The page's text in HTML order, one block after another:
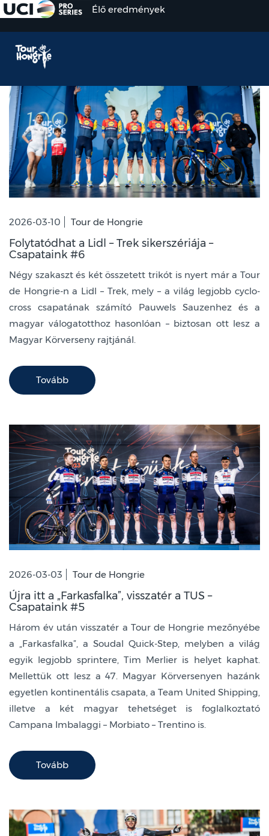
Élő eredmények
2026-03-10 Tour de Hongrie
Folytatódhat a Lidl – Trek sikerszériája –
Csapataink #6
Négy szakaszt és két összetett trikót is nyert már a Tour
de Hongrie-n a Lidl – Trek, mely – a világ legjobb cyclo-
cross csapatának számító Pauwels Sauzenhez és a
magyar válogatotthoz hasonlóan – biztosan ott lesz a
Magyar Körverseny rajtjánál.
Tovább
2026-03-03 Tour de Hongrie
Újra itt a „Farkasfalka”, visszatér a TUS –
Csapataink #5
Három év után visszatér a Tour de Hongrie mezőnyébe
a „Farkasfalka”, a Soudal Quick-Step, melyben a világ
egyik legjobb sprintere, Tim Merlier is helyet kaphat.
Mellettük ott lesz a 47. Magyar Körversenyen hazánk
egyetlen kontinentális csapata, a Team United Shipping,
illetve a két magyar tehetséget is foglalkoztató
Campana Imbalaggi – Morbiato – Trentino is.
Tovább